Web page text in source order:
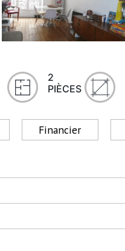
2
PIÈCES
Financier